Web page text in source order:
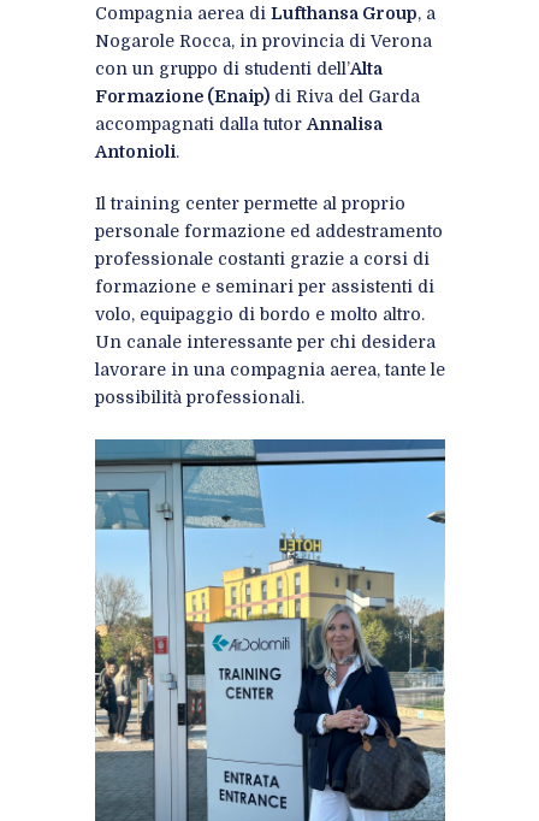
Compagnia aerea di Lufthansa Group, a
Nogarole Rocca, in provincia di Verona
con un gruppo di studenti dell’Alta
Formazione (Enaip)di Riva del Garda
accompagnati dalla tutor Annalisa
Antonioli.
Il training center permette al proprio
personale formazione ed addestramento
professionale costanti grazie a corsi di
formazione e seminari per assistenti di
volo, equipaggio di bordo e molto altro.
Un canale interessante per chi desidera
lavorare in una compagnia aerea, tante le
possibilità professionali.